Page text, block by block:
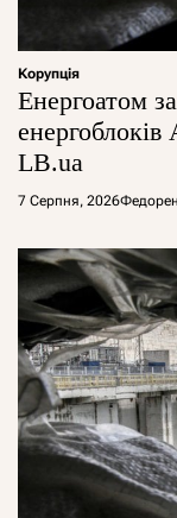
Корупція
Енергоатом
LB.ua
7 Серпня, 2026